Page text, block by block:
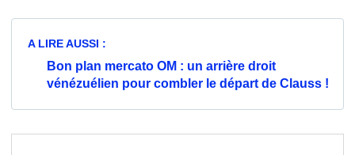
A LIRE AUSSI :
Bon plan mercato OM : un arrière droit
vénézuélien pour combler le départ de Clauss !